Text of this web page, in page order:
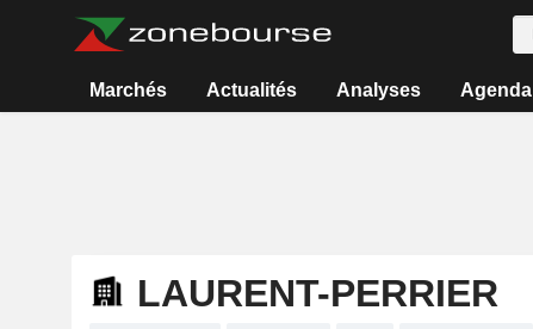
Marchés Actualités Analyses Agenda
LAURENT-PERRIER